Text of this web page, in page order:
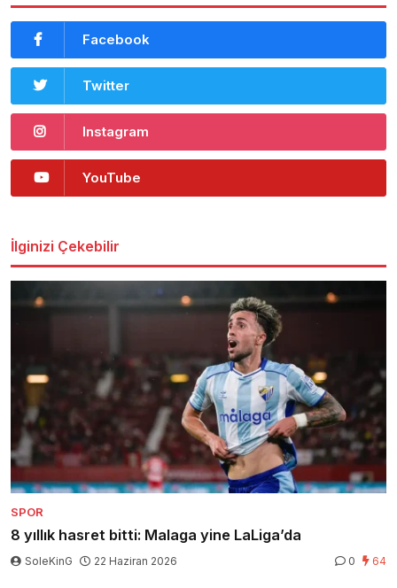
Facebook
Twitter
Instagram
YouTube
İlginizi Çekebilir
SPOR
8 yıllık hasret bitti: Malaga yine LaLiga’da
SoleKinG 22 Haziran 2026 0 64